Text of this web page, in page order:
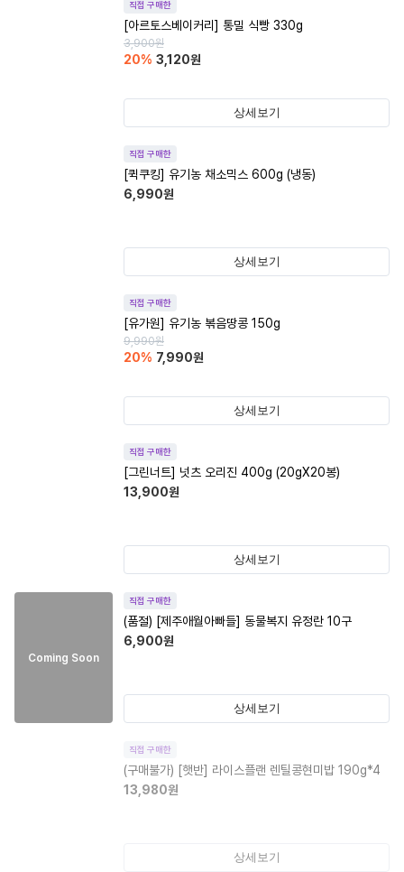
직접 구매한
[아르토스베이커리] 통밀 식빵 330g
3,900원
20% 3,120원
상세보기
직접 구매한
[퀵쿠킹] 유기농 채소믹스 600g (냉동)
6,990원
상세보기
직접 구매한
[유가원] 유기농 볶음땅콩 150g
9,990원
20% 7,990원
상세보기
직접 구매한
[그린너트] 넛츠 오리진 400g (20gX20봉)
13,900원
상세보기
Coming Soon
직접 구매한
(품절) [제주애월아빠들] 동물복지 유정란 10구
6,900원
상세보기
직접 구매한
(구매불가) [햇반] 라이스플랜 렌틸콩현미밥 190g*4
13,980원
상세보기